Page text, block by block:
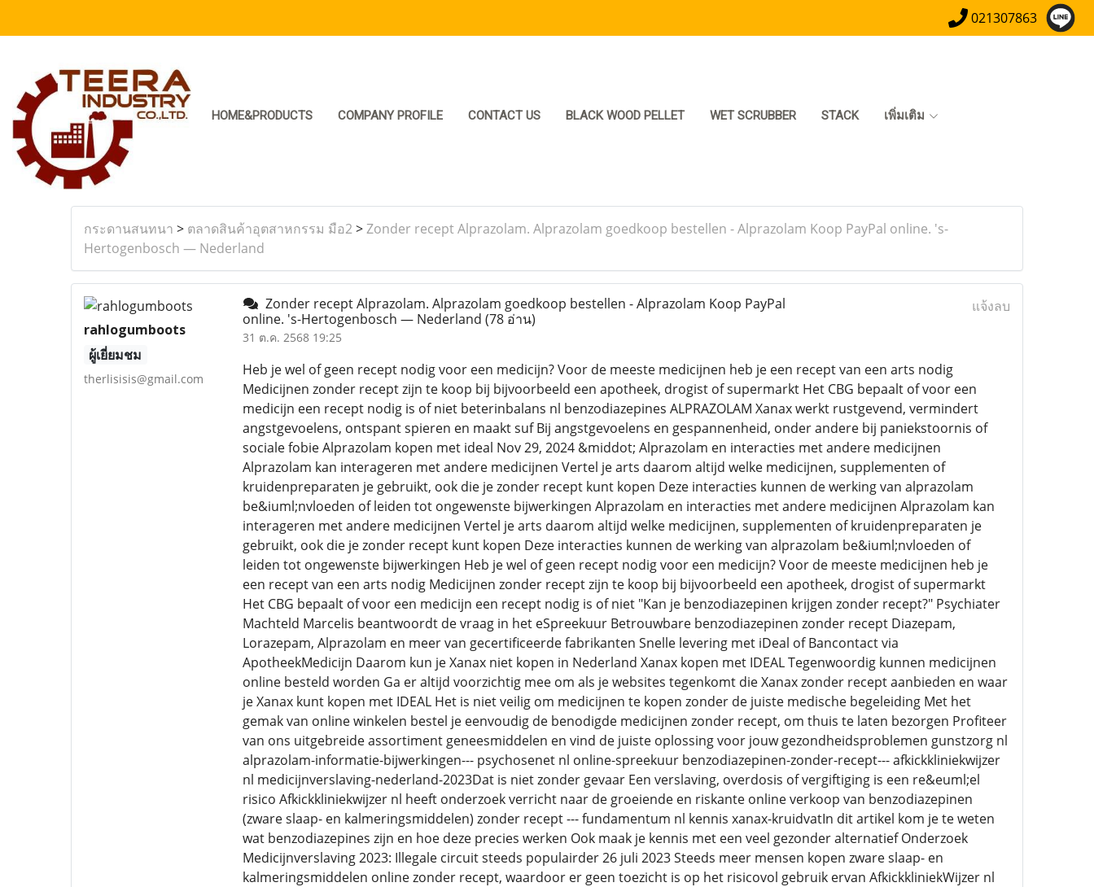
021307863
HOME&PRODUCTS COMPANY PROFILE CONTACT US BLACK WOOD PELLET WET SCRUBBER STACK เพิ่มเติม
กระดานสนทนา > ตลาดสินค้าอุตสาหกรรม มือ2>Zonder recept Alprazolam. Alprazolam goedkoop bestellen - Alprazolam Koop PayPal online. 's-
Hertogenbosch — Nederland
rahlogumboots
ผู้เยี่ยมชม
therlisisis@gmail.com
Zonder recept Alprazolam. Alprazolam goedkoop bestellen - Alprazolam Koop PayPal
online. 's-Hertogenbosch — Nederland (78 อ่าน)
31 ต.ค. 2568 19:25
แจ้งลบ
Heb je wel of geen recept nodig voor een medicijn? Voor de meeste medicijnen heb je een recept van een arts nodig
Medicijnen zonder recept zijn te koop bij bijvoorbeeld een apotheek, drogist of supermarkt Het CBG bepaalt of voor een
medicijn een recept nodig is of niet beterinbalans nl benzodiazepines ALPRAZOLAM Xanax werkt rustgevend, vermindert
angstgevoelens, ontspant spieren en maakt suf Bij angstgevoelens en gespannenheid, onder andere bij paniekstoornis of
sociale fobie Alprazolam kopen met ideal Nov 29, 2024 &middot; Alprazolam en interacties met andere medicijnen
Alprazolam kan interageren met andere medicijnen Vertel je arts daarom altijd welke medicijnen, supplementen of
kruidenpreparaten je gebruikt, ook die je zonder recept kunt kopen Deze interacties kunnen de werking van alprazolam
be&iuml;nvloeden of leiden tot ongewenste bijwerkingen Alprazolam en interacties met andere medicijnen Alprazolam kan
interageren met andere medicijnen Vertel je arts daarom altijd welke medicijnen, supplementen of kruidenpreparaten je
gebruikt, ook die je zonder recept kunt kopen Deze interacties kunnen de werking van alprazolam be&iuml;nvloeden of
leiden tot ongewenste bijwerkingen Heb je wel of geen recept nodig voor een medicijn? Voor de meeste medicijnen heb je
een recept van een arts nodig Medicijnen zonder recept zijn te koop bij bijvoorbeeld een apotheek, drogist of supermarkt
Het CBG bepaalt of voor een medicijn een recept nodig is of niet "Kan je benzodiazepinen krijgen zonder recept?" Psychiater
Machteld Marcelis beantwoordt de vraag in het eSpreekuur Betrouwbare benzodiazepinen zonder recept Diazepam,
Lorazepam, Alprazolam en meer van gecertificeerde fabrikanten Snelle levering met iDeal of Bancontact via
ApotheekMedicijn Daarom kun je Xanax niet kopen in Nederland Xanax kopen met IDEAL Tegenwoordig kunnen medicijnen
online besteld worden Ga er altijd voorzichtig mee om als je websites tegenkomt die Xanax zonder recept aanbieden en waar
je Xanax kunt kopen met IDEAL Het is niet veilig om medicijnen te kopen zonder de juiste medische begeleiding Met het
gemak van online winkelen bestel je eenvoudig de benodigde medicijnen zonder recept, om thuis te laten bezorgen Profiteer
van ons uitgebreide assortiment geneesmiddelen en vind de juiste oplossing voor jouw gezondheidsproblemen gunstzorg nl
alprazolam-informatie-bijwerkingen--- psychosenet nl online-spreekuur benzodiazepinen-zonder-recept--- afkickkliniekwijzer
nl medicijnverslaving-nederland-2023Dat is niet zonder gevaar Een verslaving, overdosis of vergiftiging is een re&euml;el
risico Afkickkliniekwijzer nl heeft onderzoek verricht naar de groeiende en riskante online verkoop van benzodiazepinen
(zware slaap- en kalmeringsmiddelen) zonder recept --- fundamentum nl kennis xanax-kruidvatIn dit artikel kom je te weten
wat benzodiazepines zijn en hoe deze precies werken Ook maak je kennis met een veel gezonder alternatief Onderzoek
Medicijnverslaving 2023: Illegale circuit steeds populairder 26 juli 2023 Steeds meer mensen kopen zware slaap- en
kalmeringsmiddelen online zonder recept, waardoor er geen toezicht is op het risicovol gebruik ervan AfkickkliniekWijzer nl